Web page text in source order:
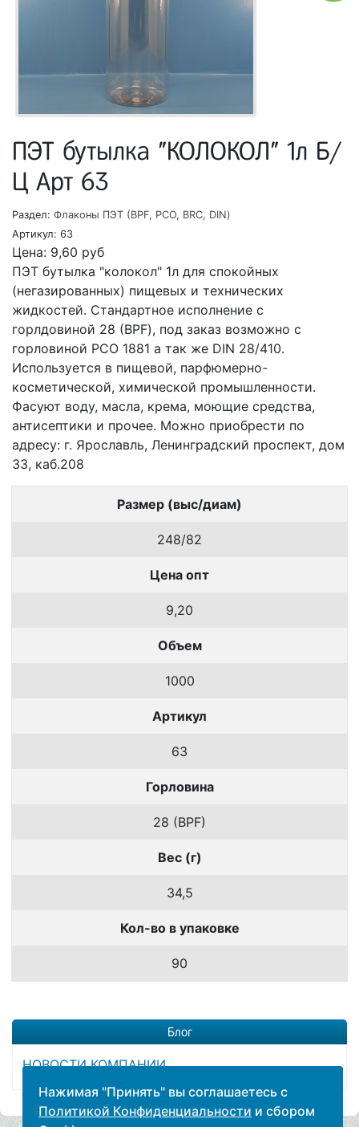
ПЭТ бутылка "КОЛОКОЛ" 1л Б/
Ц Арт 63
Раздел: Флаконы ПЭТ (BPF, PCO, BRC, DIN)
Артикул: 63
Цена: 9,60 руб
ПЭТ бутылка "колокол" 1л для спокойных
(негазированных) пищевых и технических
жидкостей. Стандартное исполнение с
горлдовиной 28 (BPF), под заказ возможно с
горловиной PCO 1881 а так же DIN 28/410.
Используется в пищевой, парфюмерно-
косметической, химической промышленности.
Фасуют воду, масла, крема, моющие средства,
антисептики и прочее. Можно приобрести по
адресу: г. Ярославль, Ленинградский проспект, дом
33, каб.208
Размер (выс/диам)
248/82
Цена опт
9,20
Объем
1000
Артикул
63
Горловина
28 (BPF)
Вес (г)
34,5
Кол-во в упаковке
90
Блог
НОВОСТИ КОМПАНИИ
Нажимая "Принять" вы соглашаетесь с
Политикой Конфиденциальности и сбором